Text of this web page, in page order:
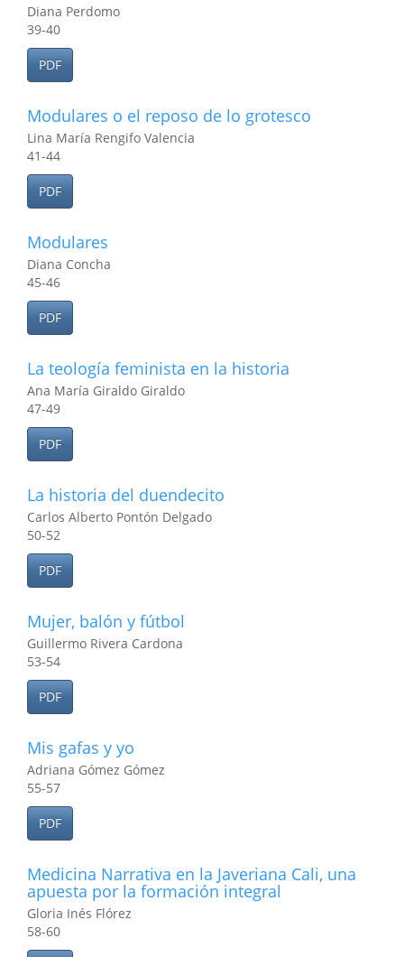
Diana Perdomo
39-40
PDF
Modulares o el reposo de lo grotesco
Lina María Rengifo Valencia
41-44
PDF
Modulares
Diana Concha
45-46
PDF
La teología feminista en la historia
Ana María Giraldo Giraldo
47-49
PDF
La historia del duendecito
Carlos Alberto Pontón Delgado
50-52
PDF
Mujer, balón y fútbol
Guillermo Rivera Cardona
53-54
PDF
Mis gafas y yo
Adriana Gómez Gómez
55-57
PDF
Medicina Narrativa en la Javeriana Cali, una
apuesta por la formación integral
Gloria Inés Flórez
58-60